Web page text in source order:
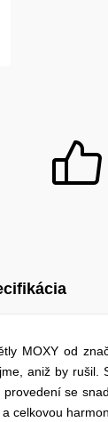
MOXY od
aniž by
se
celkovou